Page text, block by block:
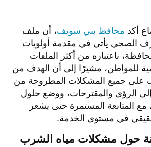
أكد محافظ بني سويف، أن ملف
الصحي يأتي في مقدمة أولويات
باعتباره من أكثر الملفات
للمواطن، مشيرًا إلى أن الهدف من
على جميع المشكلات المطروحة من
إلى الرؤى والمقترحات، ووضع حلول
مع المتابعة المستمرة حتى يشعر
في مستوى الخدمة.
حول مشكلات مياه الشرب